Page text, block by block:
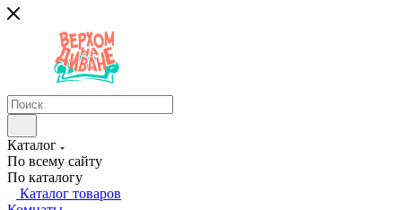
Каталог
По всему сайту
По каталогу
Каталог товаров